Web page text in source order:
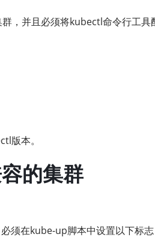
，并且必须将kubectl命令行工
版本。
的集群
须在kube-up脚本中设置以下标